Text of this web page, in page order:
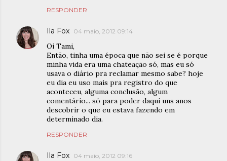
RESPONDER
Ila Fox 04 maio, 2012 09:14
Oi Tami,
Então, tinha uma época que não sei se é porque
minha vida era uma chateação só, mas eu só
usava o diário pra reclamar mesmo sabe? hoje
eu dia eu uso mais pra registro do que
aconteceu, alguma conclusão, algum
comentário... só para poder daqui uns anos
descobrir o que eu estava fazendo em
determinado dia.
RESPONDER
Ila Fox 04 maio, 2012 09:16